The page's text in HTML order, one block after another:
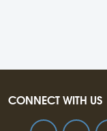
CONNECT WITH US